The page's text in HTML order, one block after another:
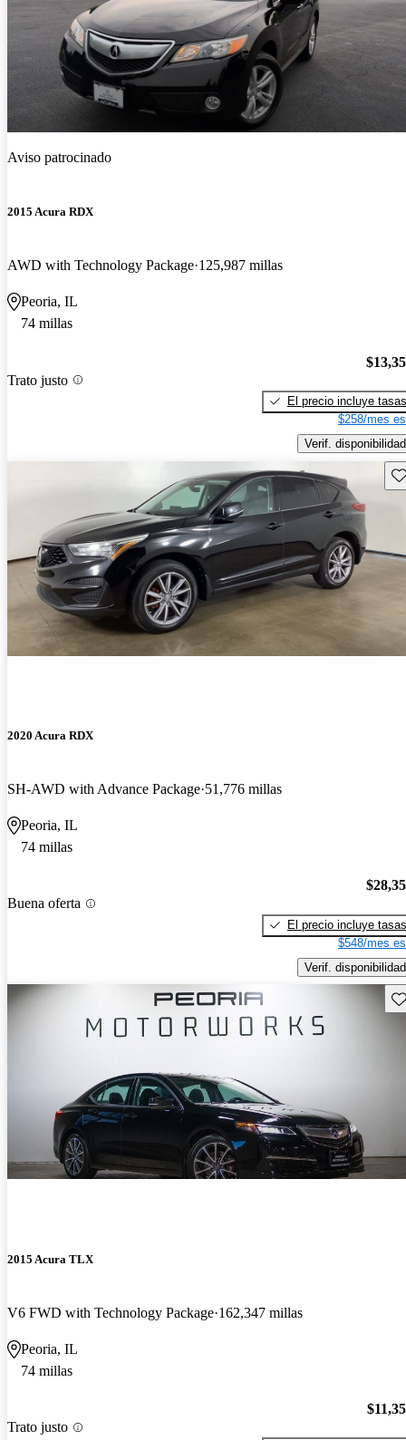
Aviso patrocinado
2015 Acura RDX
AWD with Technology Package 125,987 millas
Peoria, IL
74 millas
Trato justo
El precio incluye tasas
$258/mes
Verif. disponibilidad
2020 Acura RDX
SH-AWD with Advance Package 51,776 millas
Peoria, IL
74 millas
Buena oferta
El precio incluye tasas
$548/mes
Verif. disponibilidad
2015 Acura TLX
V6 FWD with Technology Package 162,347 millas
Peoria, IL
74 millas
Trato justo